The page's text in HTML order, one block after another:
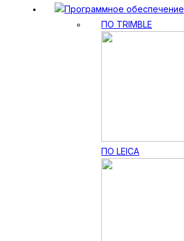
Программное обеспечение
ПО TRIMBLE
ПО LEICA